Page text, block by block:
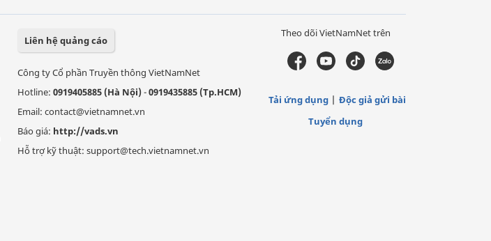
Liên hệ quảng cáo
Công ty Cổ phần Truyền thông VietNamNet
Hotline: 0919405885 (Hà Nội)-0919435885 (Tp.HCM)
Email: contact@vietnamnet.vn
Báo giá: http://vads.vn
Hỗ trợ kỹ thuật: support@tech.vietnamnet.vn
Theo dõi VietNamNet trên
Tải ứng dụng
Độc giả gửi bài
Tuyển dụng